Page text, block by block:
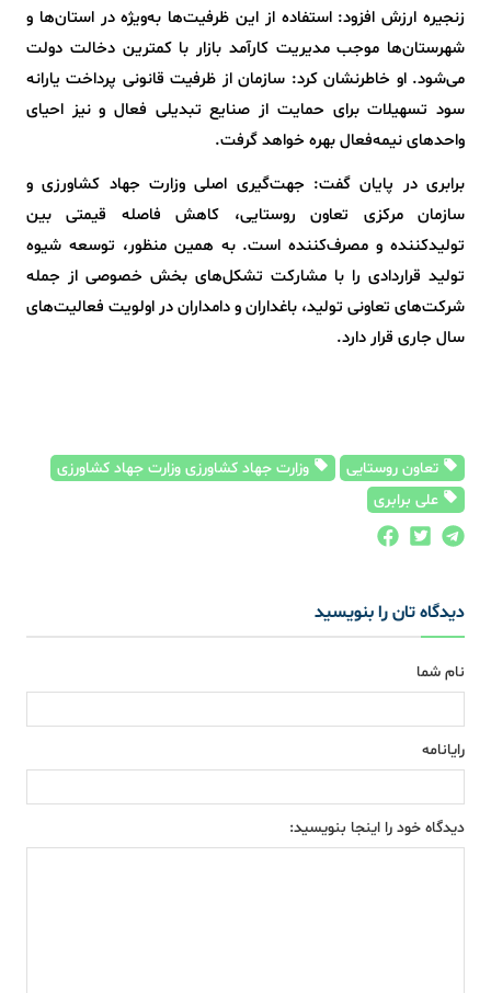
زنجیره ارزش افزود: استفاده از این ظرفیت‌ها به‌ویژه در استان‌ها و
شهرستان‌ها موجب مدیریت کارآمد بازار با کمترین دخالت دولت
می‌شود. او خاطرنشان کرد: سازمان از ظرفیت قانونی پرداخت یارانه
سود تسهیلات برای حمایت از صنایع تبدیلی فعال و نیز احیای
واحدهای نیمه‌فعال بهره خواهد گرفت.
برابری در پایان گفت: جهت‌گیری اصلی وزارت جهاد کشاورزی و
سازمان مرکزی تعاون روستایی، کاهش فاصله قیمتی بین
تولیدکننده و مصرف‌کننده است. به همین منظور، توسعه شیوه
تولید قراردادی را با مشارکت تشکل‌های بخش خصوصی از جمله
شرکت‌های تعاونی تولید، باغداران و دامداران در اولویت فعالیت‌های
سال جاری قرار دارد.
تعاون روستایی
وزارت جهاد کشاورزی وزارت جهاد کشاورزی
علی برابری
دیدگاه تان را بنویسید
نام شما
رایانامه
دیدگاه خود را اینجا بنویسید: